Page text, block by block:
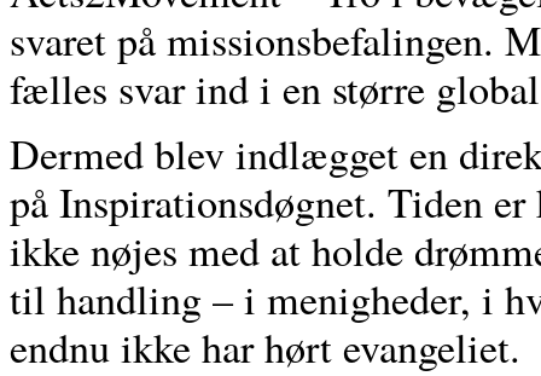
svaret på missionsbefalingen.
fælles svar ind i en større
Dermed blev indlægget en
på Inspirationsdøgnet. Tiden
ikke nøjes med at holde
til handling – i menigheder, i
endnu ikke har hørt evangeliet.